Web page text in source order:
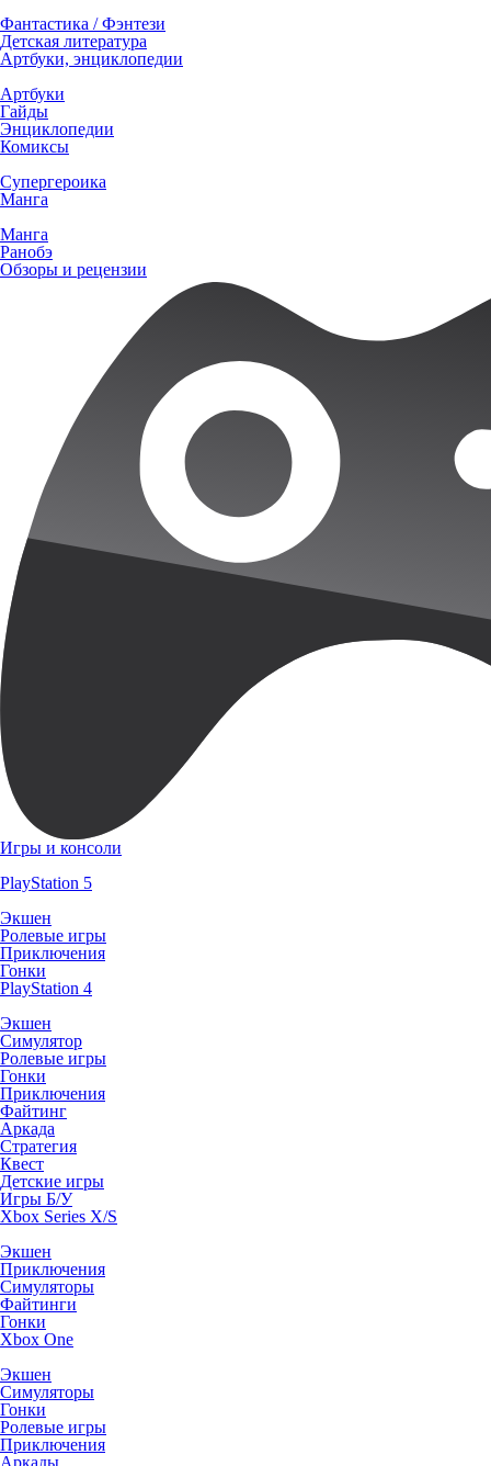
Фантастика / Фэнтези
Детская литература
Артбуки, энциклопедии
Артбуки
Гайды
Энциклопедии
Комиксы
Супергероика
Манга
Манга
Ранобэ
Обзоры и рецензии
Игры и консоли
PlayStation 5
Экшен
Ролевые игры
Приключения
Гонки
PlayStation 4
Экшен
Симулятор
Ролевые игры
Гонки
Приключения
Файтинг
Аркада
Стратегия
Квест
Детские игры
Игры Б/У
Xbox Series X/S
Экшен
Приключения
Симуляторы
Файтинги
Гонки
Xbox One
Экшен
Симуляторы
Гонки
Ролевые игры
Приключения
Аркады